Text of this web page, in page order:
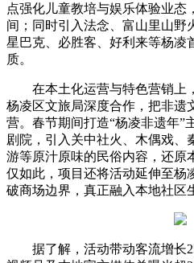
点强化儿童教培与娱乐体验业态
间；同时引入法念、富山里山野
星巴克、必胜客、好利来等杨凌
质。
在本土化运营与特色营销上
杨凌区文旅局深度合作，把非遗
营。春节期间打造“杨凌非遗年”
剧院，引入关中社火、木偶戏、
游等原汁原味的民俗内容，还原
仅如此，项目还将活动延伸至杨
破商场边界，真正融入本地社区
据了解，活动带动客流增长